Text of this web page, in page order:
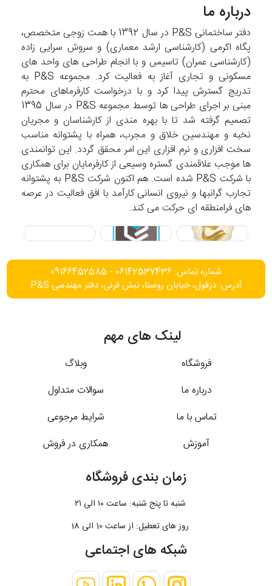
درباره ما
دفتر ساختمانی P&S در سال 1392 با همت زوجی متخصص،
پگاه اکرمی (کارشناسی ارشد معماری) و سروش سرایی زاده
(کارشناسی عمران) تاسیس و با انجام طراحی های واحد های
مسکونی و تجاری آغاز به فعالیت کرد. مجموعه P&S به
تدریج گسترش پیدا کرد و با درخواست کارفرماهای محترم
مبنی بر اجرای طراحی ها توسط مجموعه P&S در سال 1395
تصمیم گرفته شد تا با بهره مندی از کارشناسان و مجریان
نخبه و مهندسین خلاق و مجرب، همراه با پشتوانه مناسب
سخت افزاری و نرم افزاری این امر محقق گردد. این توانمندی
ها موجب علاقمندی گستره وسیعی از کارفرمایان برای همکاری
با شرکت P&S شده است. هم اکنون شرکت P&S به پشتوانه
تجارب گرانبها و نیروی انسانی کارآمد با افق فعالیت در عرصه
های فرامنطقه ای حرکت می کند.
شماره تماس: 06142537436 - 09166452585
آدرس: دزفول، خیابان روستا، نبش قرنی، دفتر مهندسی P&S
لینک های مهم
فروشگاه
وبلاگ
درباره ما
سوالات متداول
تماس با ما
شرایط مرجوعی
آموزش
همکاری در فروش
زمان بندی فروشگاه
شنبه تا پنج شنبه: ساعت ۱۰ الی ۲۱
روز های تعطیل: از ساعت 10 الی 18
شبکه های اجتماعی